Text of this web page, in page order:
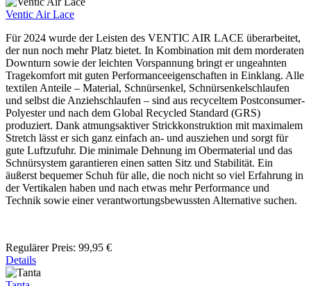
Ventic Air Lace
Für 2024 wurde der Leisten des VENTIC AIR LACE überarbeitet,
der nun noch mehr Platz bietet. In Kombination mit dem morderaten
Downturn sowie der leichten Vorspannung bringt er ungeahnten
Tragekomfort mit guten Performanceeigenschaften in Einklang. Alle
textilen Anteile – Material, Schnürsenkel, Schnürsenkelschlaufen
und selbst die Anziehschlaufen – sind aus recyceltem Postconsumer-
Polyester und nach dem Global Recycled Standard (GRS)
produziert. Dank atmungsaktiver Strickkonstruktion mit maximalem
Stretch lässt er sich ganz einfach an- und ausziehen und sorgt für
gute Luftzufuhr. Die minimale Dehnung im Obermaterial und das
Schnürsystem garantieren einen satten Sitz und Stabilität. Ein
äußerst bequemer Schuh für alle, die noch nicht so viel Erfahrung in
der Vertikalen haben und nach etwas mehr Performance und
Technik sowie einer verantwortungsbewussten Alternative suchen.
Regulärer Preis: 99,95 €
Details